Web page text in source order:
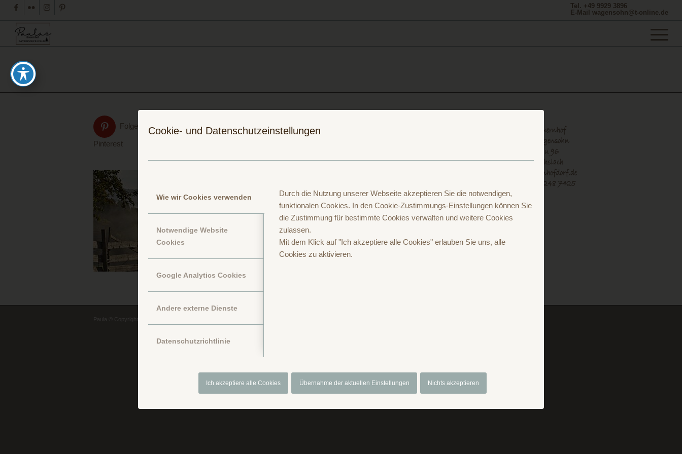
Cookie- und Datenschutzeinstellungen
Wie wir Cookies verwenden
Notwendige Website
Cookies
Google Analytics Cookies
Andere externe Dienste
Datenschutzrichtlinie
Durch die Nutzung unserer Webseite akzeptieren Sie die notwendigen,
funktionalen Cookies. In den Cookie-Zustimmungs-Einstellungen können Sie
die Zustimmung für bestimmte Cookies verwalten und weitere Cookies
zulassen.
Mit dem Klick auf "Ich akzeptiere alle Cookies" erlauben Sie uns, alle
Cookies zu aktivieren.
Ich akzeptiere alle Cookies Übernahme der aktuellen Einstellungen Nichts akzeptieren
Tel. +49 9929 3896
E-Mail wagensohn@t-online.de
Folge uns auf
Pinterest
Folge uns auf
Paula © Copyright